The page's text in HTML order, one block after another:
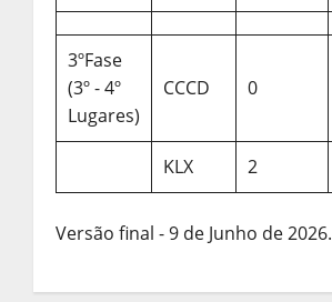
3ºFase
(3º - 4º
Lugares)
CCCD 0
KLX 2
Versão final - 9 de Junho de 2026.